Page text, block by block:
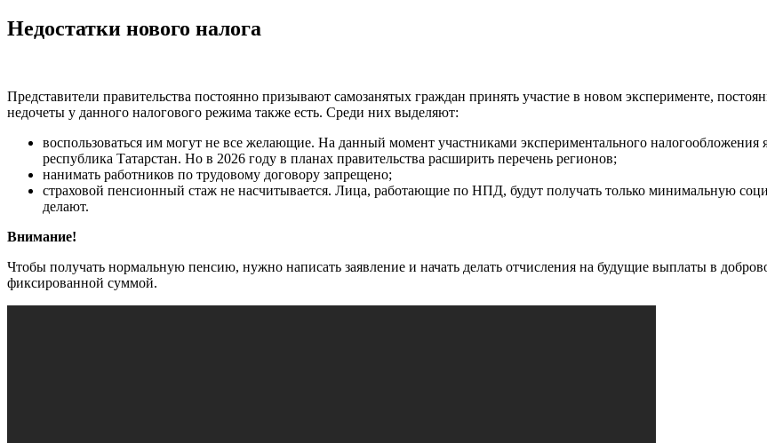
Недостатки нового налога
Представители правительства постоянно призывают самозанятых граждан принять участие в новом эксперименте,
недочеты у данного налогового режима также есть. Среди них выделяют:
воспользоваться им могут не все желающие. На данный момент участниками экспериментального
республика Татарстан. Но в 2026 году в планах правительства расширить перечень регионов;
нанимать работников по трудовому договору запрещено;
страховой пенсионный стаж не насчитывается. Лица, работающие по НПД, будут получать только минимальную
делают.
Внимание!
Чтобы получать нормальную пенсию, нужно написать заявление и начать делать отчисления на будущие выплаты в
фиксированной суммой.